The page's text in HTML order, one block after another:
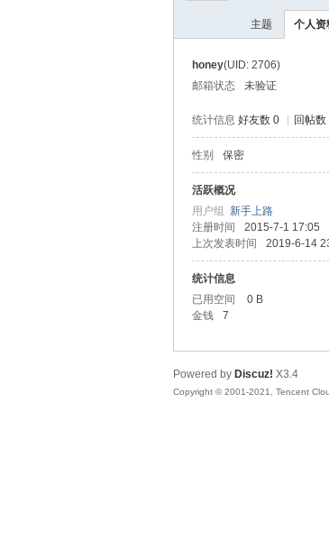
›
主题 个人资
honey(UID: 2706)
邮箱状态
未验证
统计信息 好友数 0 回帖数
性别 保密
活跃概况
用户组 新手上路
注册时间
2015-7-1 17:05
上次发表时间
2019-6-14
统计信息
已用空间
0 B
金钱
7
Powered by Discuz! X3.4
Copyright © 2001-2021, Tencent